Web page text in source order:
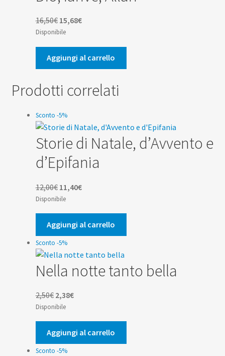
16,50€ Il
prezzo
originale
era:
16,50€.
15,68€Il
attuale
è:
15,68€.
Disponibile
Aggiungi al carrello
Prodotti correlati
Sconto -5%
Storie di Natale, d’Avvento e
d’Epifania
12,00€ Il
prezzo
originale
era:
12,00€.
11,40€Il
attuale
è:
11,40€.
Disponibile
Aggiungi al carrello
Sconto -5%
Nella notte tanto bella
2,50€ Il
prezzo
originale
era:
2,50€.
2,38€Il
attuale
è:
2,38€.
Disponibile
Aggiungi al carrello
Sconto -5%